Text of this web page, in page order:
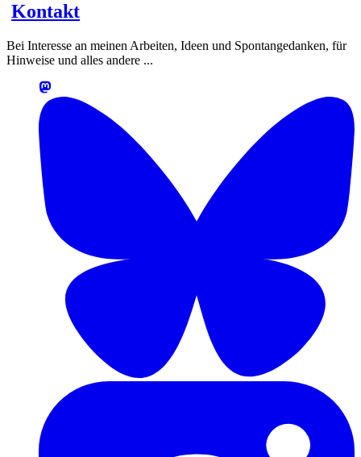
Kontakt
Bei Interesse an meinen Arbeiten, Ideen und Spontangedanken, für
Hinweise und alles andere ...